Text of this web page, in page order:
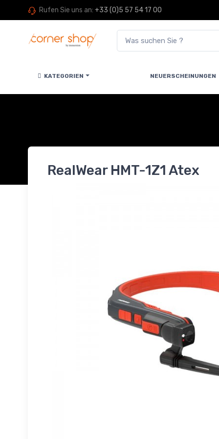
Rufen Sie uns an: +33 (0)5 57 54 17 00
KATEGORIEN NEUERSCHEINUNGEN
RealWear HMT-1Z1 Atex